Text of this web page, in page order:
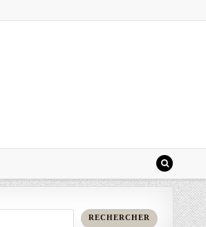
RECHERCHER